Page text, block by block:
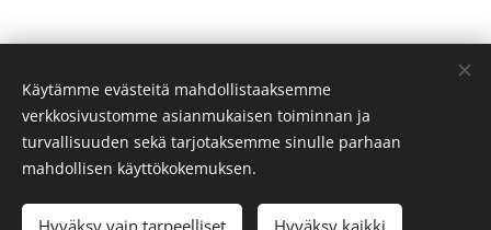
Iloa, yhteisöllisyyttä ja itsensä ylittämistä - Tervetuloa
osaavaan ohjaukseemme Calisthenics Labille!
LuotuWebnodella
Kielet
Käytämme evästeitä mahdollistaaksemme
verkkosivustomme asianmukaisen toiminnan ja
turvallisuuden sekä tarjotaksemme sinulle parhaan
mahdollisen käyttökokemuksen.
Hyväksy vain tarpeelliset Hyväksy kaikki